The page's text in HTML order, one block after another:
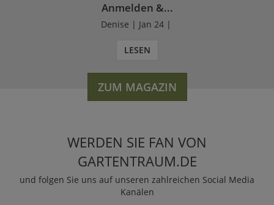
Anmelden &...
Denise | Jan 24 |
LESEN
ZUM MAGAZIN
WERDEN SIE FAN VON
GARTENTRAUM.DE
und folgen Sie uns auf unseren zahlreichen Social Media
Kanälen